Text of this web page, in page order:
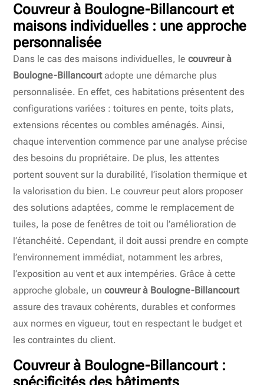
Couvreur à Boulogne-Billancourt et
maisons individuelles : une approche
personnalisée
Dans le cas des maisons individuelles, lecouvreur à
Boulogne-Billancourtadopte une démarche plus
personnalisée. En effet, ces habitations présentent des
configurations variées : toitures en pente, toits plats,
extensions récentes ou combles aménagés. Ainsi,
chaque intervention commence par une analyse précise
des besoins du propriétaire. De plus, les attentes
portent souvent sur la durabilité, l’isolation thermique et
la valorisation du bien. Le couvreur peut alors proposer
des solutions adaptées, comme le remplacement de
tuiles, la pose de fenêtres de toit ou l’amélioration de
l’étanchéité. Cependant, il doit aussi prendre en compte
l’environnement immédiat, notamment les arbres,
l’exposition au vent et aux intempéries. Grâce à cette
approche globale, uncouvreur à Boulogne-Billancourt
assure des travaux cohérents, durables et conformes
aux normes en vigueur, tout en respectant le budget et
les contraintes du client.
Couvreur à Boulogne-Billancourt :